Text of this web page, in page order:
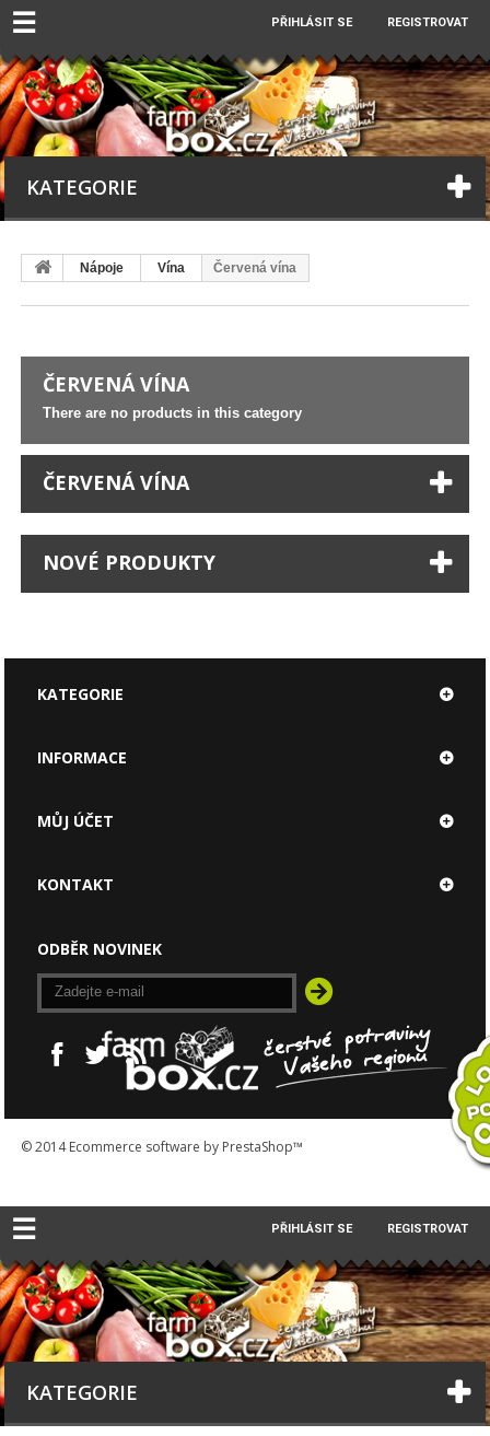
☰ PŘIHLÁSIT SE REGISTROVAT
KATEGORIE
Nápoje Vína Červená vína
ČERVENÁ VÍNA
There are no products in this category
ČERVENÁ VÍNA
NOVÉ PRODUKTY
KATEGORIE
INFORMACE
© 2014Ecommerce software by PrestaShop™
MŮJ ÚČET
KONTAKT
ODBĚR NOVINEK
☰ PŘIHLÁSIT SE REGISTROVAT
KATEGORIE